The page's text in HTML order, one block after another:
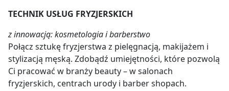
TECHNIK USŁUG FRYZJERSKICH
z innowacją: kosmetologia i barberstwo
Połącz sztukę fryzjerstwa z pielęgnacją, makijażem i
stylizacją męską. Zdobądź umiejętności, które pozwolą
Ci pracować w branży beauty – w salonach
fryzjerskich, centrach urody i barber shopach.